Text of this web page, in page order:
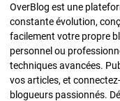
OverBlog est une
constante évolution,
facilement votre propre
personnel ou
techniques avancées.
vos articles, et
blogueurs passionnés.